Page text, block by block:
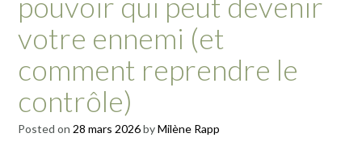
votre ennemi (et
comment reprendre le
contrôle)
Posted on 28 mars 2026byMilène Rapp